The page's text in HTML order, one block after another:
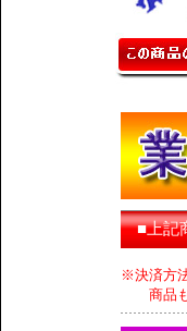
■上記
※決済方
商品も